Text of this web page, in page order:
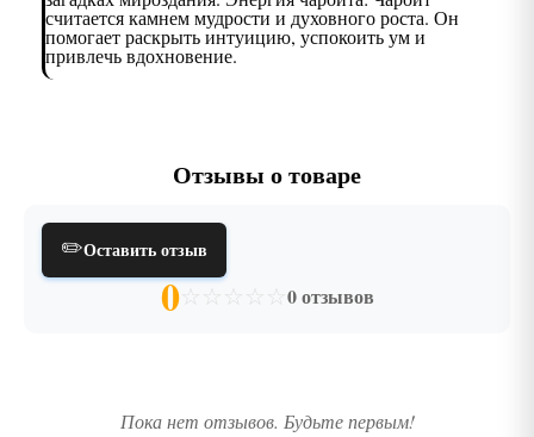
считается камнем мудрости и духовного роста. Он
помогает раскрыть интуицию, успокоить ум и
привлечь вдохновение.
Отзывы о товаре
✏️Оставить отзыв
0☆ ☆ ☆ ☆ ☆ 0 отзывов
Пока нет отзывов. Будьте первым!